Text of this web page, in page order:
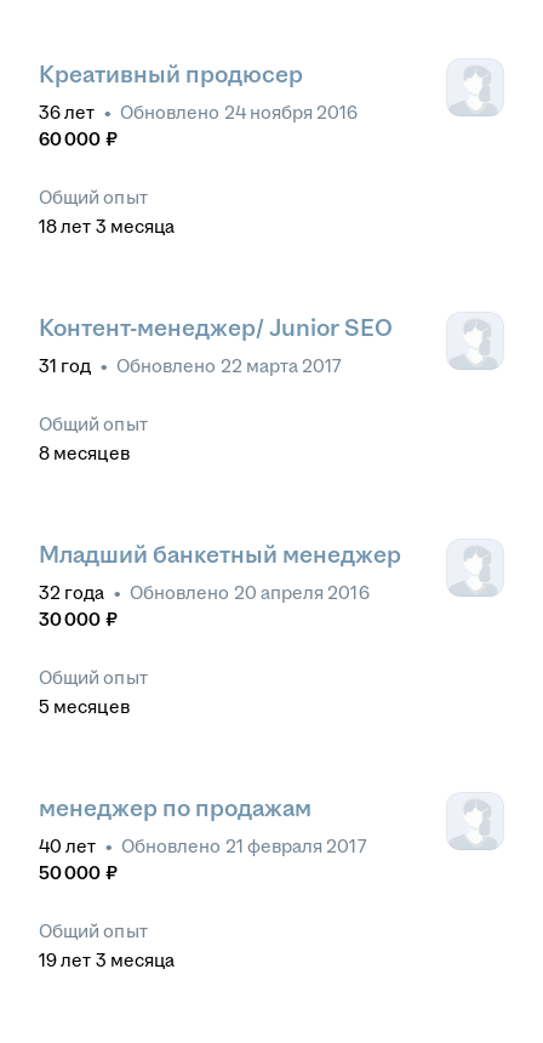
Креативный продюсер
36лет • Обновлено 24 ноября 2016
60 000 ₽
Общий опыт
18лет 3 месяца
Контент-менеджер/ Junior SEO
31 год • Обновлено 22 марта 2017
Общий опыт
8 месяцев
Младший банкетный менеджер
32 года • Обновлено 20 апреля 2016
30 000 ₽
Общий опыт
5 месяцев
менеджер по продажам
40 лет • Обновлено 21 февраля 2017
50 000 ₽
Общий опыт
19лет 3 месяца